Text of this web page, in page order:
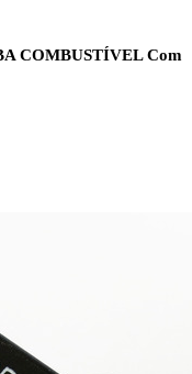
COMBUSTÍVEL Com